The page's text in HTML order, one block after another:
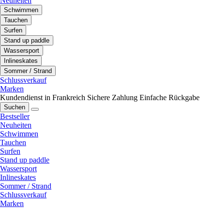
Schwimmen
Tauchen
Surfen
Stand up paddle
Wassersport
Inlineskates
Sommer / Strand
Schlussverkauf
Marken
Kundendienst in Frankreich Sichere Zahlung Einfache Rückgabe
Suchen
Bestseller
Neuheiten
Schwimmen
Tauchen
Surfen
Stand up paddle
Wassersport
Inlineskates
Sommer / Strand
Schlussverkauf
Marken